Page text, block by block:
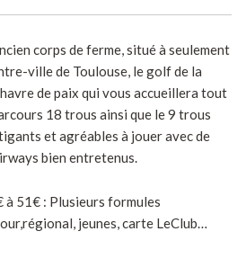
corps de ferme, situé à seulement
ville de Toulouse, le golf de la
de paix qui vous accueillera tout
18 trous ainsi que le 9 trous
et agréables à jouer avec de
bien entretenus.
51€ : Plusieurs formules
jeunes, carte LeClub…